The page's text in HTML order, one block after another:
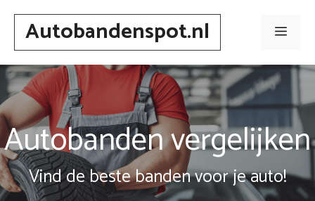
Spring
inhoudAutobandenspot.nl Menu
Autobanden vergelijken
Vind de beste banden voor je auto!